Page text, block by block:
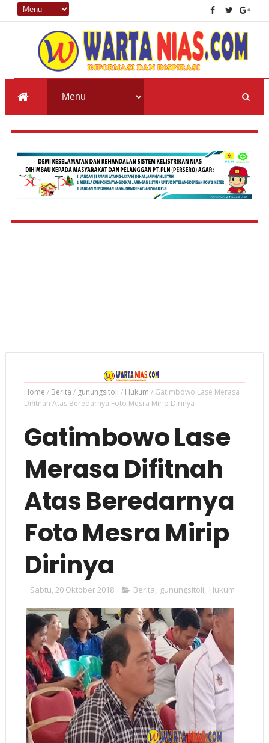
Home / Berita / gunungsitoli / Hukum / Gatimbowo Lase Merasa
Difitnah Atas Beredarnya Foto Mesra Mirip Dirinya
Gatimbowo Lase
Merasa Difitnah
Atas Beredarnya
Foto Mesra Mirip
Dirinya
Sabtu, 20 Oktober 2018 Berita, gunungsitoli, Hukum